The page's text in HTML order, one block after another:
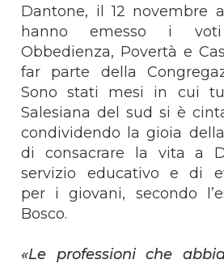
Dantone, il 12 novembre
hanno emesso i
Obbedienza, Povertà e
far parte della
Sono stati mesi in cui
Salesiana del sud si è
condividendo la gioia
di consacrare la vita a
servizio educativo e di
per i giovani, secondo
Bosco.
«Le professioni che